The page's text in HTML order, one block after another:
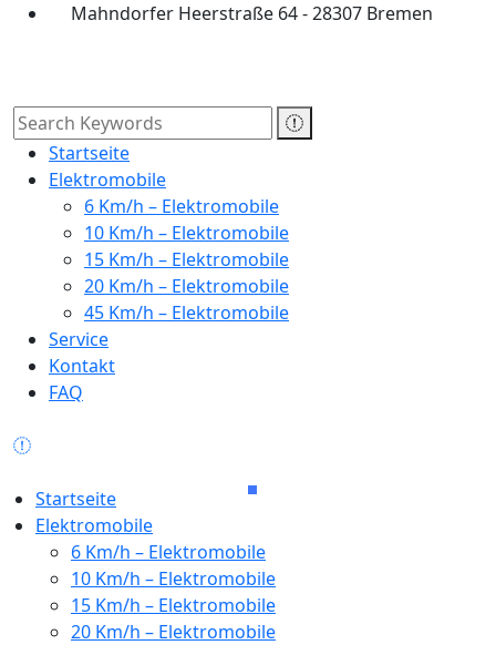
Mahndorfer Heerstraße 64 - 28307 Bremen
Startseite
Elektromobile
6 Km/h – Elektromobile
10 Km/h – Elektromobile
15 Km/h – Elektromobile
20 Km/h – Elektromobile
45 Km/h – Elektromobile
Service
Kontakt
FAQ
Startseite
Elektromobile
6 Km/h – Elektromobile
10 Km/h – Elektromobile
15 Km/h – Elektromobile
20 Km/h – Elektromobile